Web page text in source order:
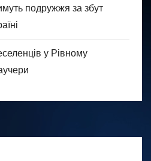
подружжя за збут
у Рівному